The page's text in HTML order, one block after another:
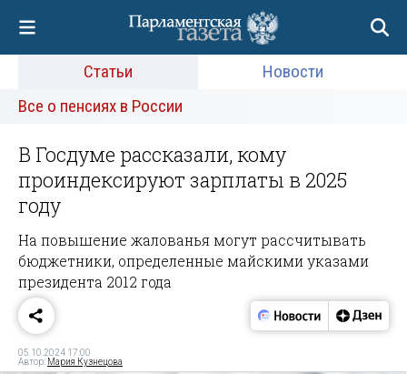
Статьи
Новости
Все о пенсиях в России
В Госдуме рассказали, кому
проиндексируют зарплаты в 2025
году
На повышение жалованья могут рассчитывать
бюджетники, определенные майскими указами
президента 2012 года
05.10.2024 17:00
Автор: Мария Кузнецова